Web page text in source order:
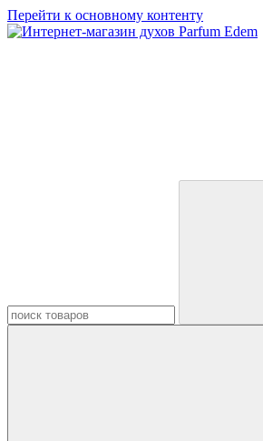
Перейти к основному контенту